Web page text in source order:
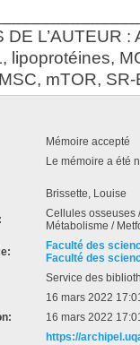
DE L’AUTEUR
lipoprotéines,
mTOR,
Mémoire accepté
Le mémoire a été
Brissette, Louise
Cellules osseuses
Métabolisme /
Faculté des
Faculté des
Service des
16 mars 2022
16 mars 2022
https://